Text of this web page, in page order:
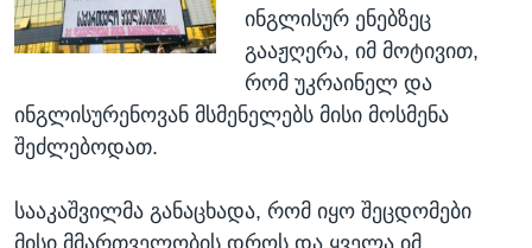
ინგლისურ ენებზეც
გააჟღერა, იმ მოტივით,
რომ უკრაინელ და
ინგლისურენოვან მსმენელებს მისი მოსმენა
შეძლებოდათ.
სააკაშვილმა განაცხადა, რომ იყო შეცდომები
მისი მმართველობის დროს და ყველა იმ